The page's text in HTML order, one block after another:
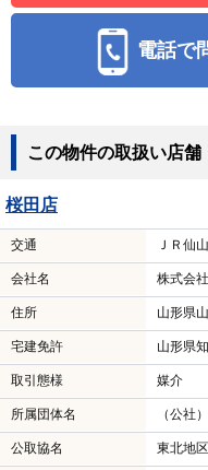
電話で
この物件の取扱い店舗
桜田店
交通 ＪＲ仙
会社名 株式会
住所 山形県
宅建免許 山形県
取引態様 媒介
所属団体名 （公社
公取協名 東北地